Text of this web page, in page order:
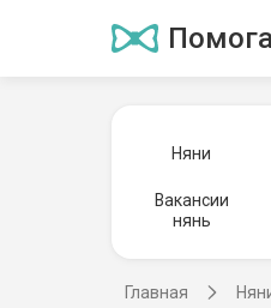
Няни
Вакансии
нянь
Главная